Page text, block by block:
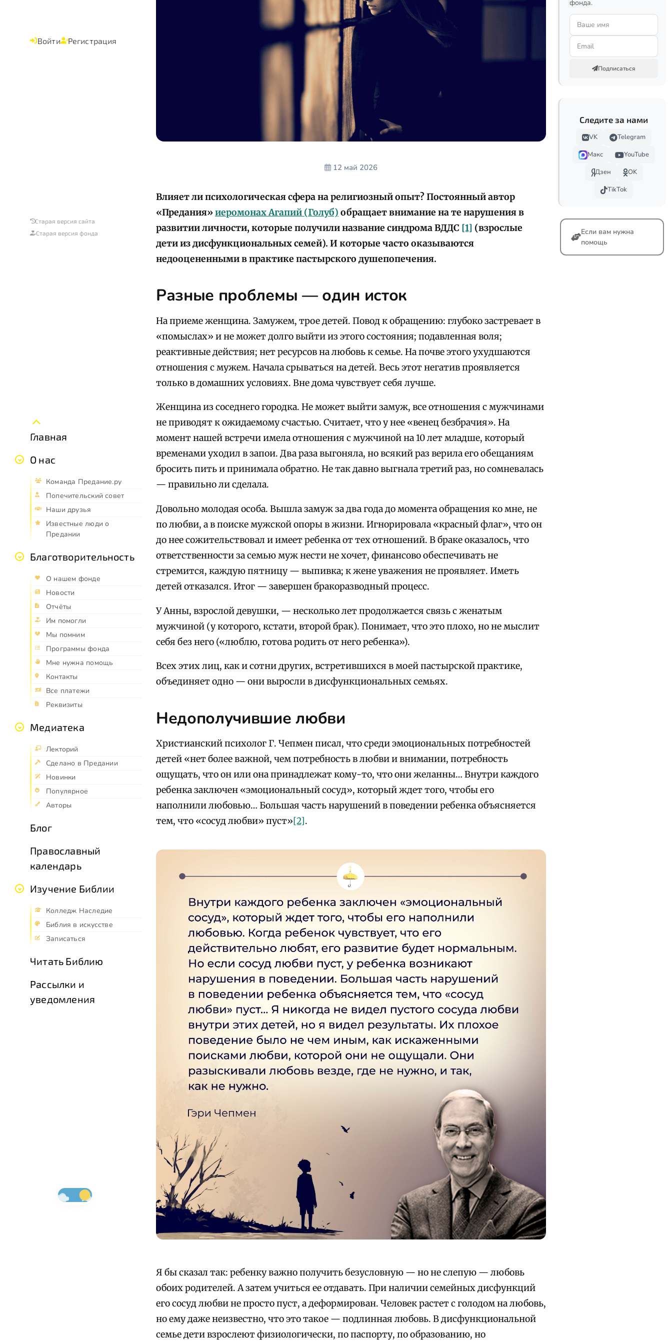
Войти Регистрация
Старая версия сайта
Старая версия фонда
Главная
О нас
Команда Предание.ру
Попечительский совет
Наши друзья
Известные люди о
Предании
Благотворительность
О нашем фонде
Новости
Отчёты
Им помогли
Мы помним
Программы фонда
Мне нужна помощь
Контакты
Все платежи
Реквизиты
Медиатека
Лекторий
Сделано в Предании
Новинки
Популярное
Авторы
Блог
Православный
календарь
Изучение Библии
Колледж Наследие
Библия в искусстве
Записаться
Читать Библию
Рассылки и
уведомления
12 май 2026
Влияет ли психологическая сфера на религиозный опыт? Постоянный автор
«Предания»иеромонах Агапий (Голуб) обращает внимание на те нарушения в
развитии личности, которые получили название синдрома ВДДС [1] (взрослые
дети из дисфункциональных семей). И которые часто оказываются
недооцененными в практике пастырского душепопечения.
Разные проблемы — один исток
На приеме женщина. Замужем, трое детей. Повод к обращению: глубоко застревает в
«помыслах» и не может долго выйти из этого состояния; подавленная воля;
реактивные действия; нет ресурсов на любовь к семье. На почве этого ухудшаются
отношения с мужем. Начала срываться на детей. Весь этот негатив проявляется
только в домашних условиях. Вне дома чувствует себя лучше.
Женщина из соседнего городка. Не может выйти замуж, все отношения с мужчинами
не приводят к ожидаемому счастью. Считает, что у нее «венец безбрачия». На
момент нашей встречи имела отношения с мужчиной на 10 лет младше, который
временами уходил в запои. Два раза выгоняла, но всякий раз верила его обещаниям
бросить пить и принимала обратно. Не так давно выгнала третий раз, но сомневалась
— правильно ли сделала.
Довольно молодая особа. Вышла замуж за два года до момента обращения ко мне, не
по любви, а в поиске мужской опоры в жизни. Игнорировала «красный флаг», что он
до нее сожительствовал и имеет ребенка от тех отношений. В браке оказалось, что
ответственности за семью муж нести не хочет, финансово обеспечивать не
стремится, каждую пятницу — выпивка; к жене уважения не проявляет. Иметь
детей отказался. Итог — завершен бракоразводный процесс.
У Анны, взрослой девушки, — несколько лет продолжается связь с женатым
мужчиной (у которого, кстати, второй брак). Понимает, что это плохо, но не мыслит
себя без него («люблю, готова родить от него ребенка»).
Всех этих лиц, как и сотни других, встретившихся в моей пастырской практике,
объединяет одно — они выросли в дисфункциональных семьях.
Недополучившие любви
Христианский психолог Г. Чепмен писал, что среди эмоциональных потребностей
детей «нет более важной, чем потребность в любви и внимании, потребность
ощущать, что он или она принадлежат кому-то, что они желанны… Внутри каждого
ребенка заключен «эмоциональный сосуд», который ждет того, чтобы его
наполнили любовью… Большая часть нарушений в поведении ребенка объясняется
тем, что «сосуд любви» пуст»[2].
Я бы сказал так: ребенку важно получить безусловную — но не слепую — любовь
обоих родителей. А затем учиться ее отдавать. При наличии семейных дисфункций
его сосуд любви не просто пуст, а деформирован. Человек растет с голодом на любовь,
но ему даже неизвестно, что это такое — подлинная любовь. В дисфункциональной
семье дети взрослеют физиологически, по паспорту, по образованию, но
фонда.
Подписаться
Следите за нами
VK
Telegram
Макс
YouTube
Дзен
OK
TikTok
Если вам нужна
помощь